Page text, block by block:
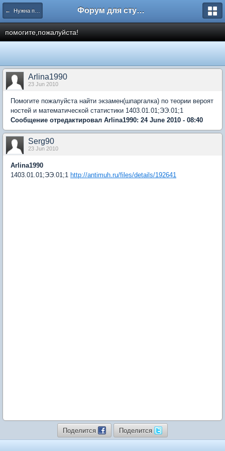
← Нужна помощь Форум для студента СГА
помогите,пожалуйста!
Arlina1990
23 Jun 2010
Помогите пожалуйста найти экзамен(шпаргалка) по теории вероят
ностей и математической статистики 1403.01.01;ЭЭ.01;1
Сообщение отредактировал Arlina1990: 24 June 2010 - 08:40
Serg90
23 Jun 2010
Arlina1990
1403.01.01;ЭЭ.01;1 http://antimuh.ru/files/details/192641
Поделится Поделится